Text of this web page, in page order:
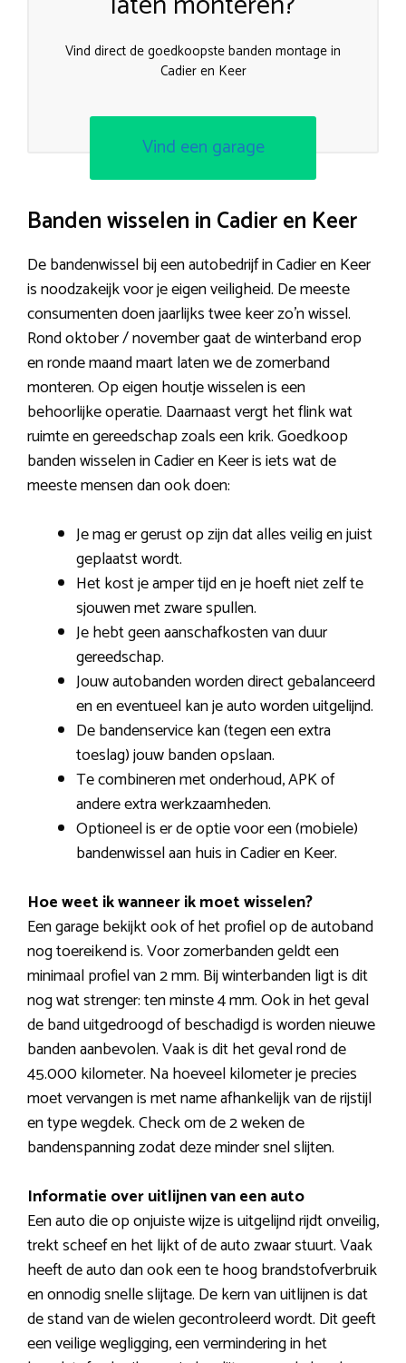
Vind direct de goedkoopste banden montage in
Cadier en Keer
Vind een garage
Banden wisselen in Cadier en Keer
De bandenwissel bij een autobedrijf in Cadier en Keer
is noodzakeijk voor je eigen veiligheid. De meeste
consumenten doen jaarlijks twee keer zo’n wissel.
Rond oktober / november gaat de winterband erop
en ronde maand maart laten we de zomerband
monteren. Op eigen houtje wisselen is een
behoorlijke operatie. Daarnaast vergt het flink wat
ruimte en gereedschap zoals een krik. Goedkoop
banden wisselen in Cadier en Keer is iets wat de
meeste mensen dan ook doen:
Je mag er gerust op zijn dat alles veilig en juist
geplaatst wordt.
Het kost je amper tijd en je hoeft niet zelf te
sjouwen met zware spullen.
Je hebt geen aanschafkosten van duur
gereedschap.
Jouw autobanden worden direct gebalanceerd
en en eventueel kan je auto worden uitgelijnd.
De bandenservice kan (tegen een extra
toeslag) jouw banden opslaan.
Te combineren met onderhoud, APK of
andere extra werkzaamheden.
Optioneel is er de optie voor een (mobiele)
bandenwissel aan huis in Cadier en Keer.
Hoe weet ik wanneer ik moet wisselen?
Een garage bekijkt ook of het profiel op de autoband
nog toereikend is. Voor zomerbanden geldt een
minimaal profiel van 2 mm. Bij winterbanden ligt is dit
nog wat strenger: ten minste 4 mm. Ook in het geval
de band uitgedroogd of beschadigd is worden nieuwe
banden aanbevolen. Vaak is dit het geval rond de
45.000 kilometer. Na hoeveel kilometer je precies
moet vervangen is met name afhankelijk van de rijstijl
en type wegdek. Check om de 2 weken de
bandenspanning zodat deze minder snel slijten.
Informatie over uitlijnen van een auto
Een auto die op onjuiste wijze is uitgelijnd rijdt onveilig,
trekt scheef en het lijkt of de auto zwaar stuurt. Vaak
heeft de auto dan ook een te hoog brandstofverbruik
en onnodig snelle slijtage. De kern van uitlijnen is dat
de stand van de wielen gecontroleerd wordt. Dit geeft
een veilige wegligging, een vermindering in het